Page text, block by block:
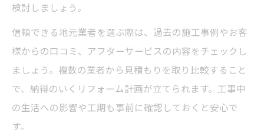
検討しましょう。
信頼できる地元業者を選ぶ際は、過去の施工事例やお客
様からの口コミ、アフターサービスの内容をチェックし
ましょう。複数の業者から見積もりを取り比較すること
で、納得のいくリフォーム計画が立てられます。工事中
の生活への影響や工期も事前に確認しておくと安心で
す。